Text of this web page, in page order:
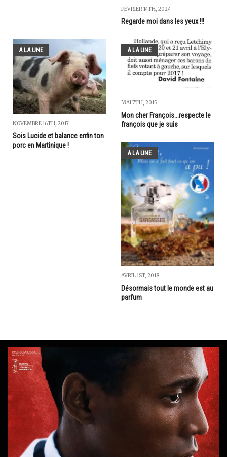
FÉVRIER 14TH, 2024
Regarde moi dans les yeux !!!
A LA UNE
NOVEMBRE 16TH, 2017
Sois Lucide et balance enfin ton
porc en Martinique !
A LA UNE
MAI 7TH, 2015
Mon cher François...respecte le
françois que je suis
A LA UNE
AVRIL 1ST, 2018
Désormais tout le monde est au
parfum